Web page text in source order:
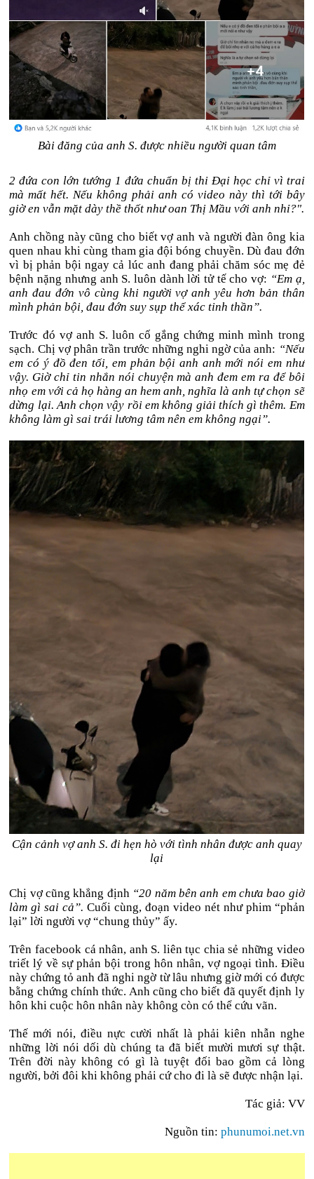
Bài đăng của anh S. được nhiều người quan tâm
2 đứa con lớn tướng 1 đứa chuẩn bị thi Đại học chỉ vì trai
mà mất hết. Nếu không phải anh có video này thì tới bây
giờ en vẫn mặt dày thề thốt như oan Thị Mầu với anh nhỉ?".
Anh chồng này cũng cho biết vợ anh và người đàn ông kia
quen nhau khi cùng tham gia đội bóng chuyền. Dù đau đớn
vì bị phản bội ngay cả lúc anh đang phải chăm sóc mẹ đẻ
bệnh nặng nhưng anh S. luôn dành lời tử tế cho vợ: “Em ạ,
anh đau đớn vô cùng khi người vợ anh yêu hơn bản thân
mình phản bội, đau đớn suy sụp thể xác tinh thần”.
Trước đó vợ anh S. luôn cố gắng chứng minh mình trong
sạch. Chị vợ phân trần trước những nghi ngờ của anh: “Nếu
em có ý đồ đen tối, em phản bội anh anh mới nói em như
vậy. Giờ chỉ tin nhắn nói chuyện mà anh đem em ra để bôi
nhọ em với cả họ hàng an hem anh, nghĩa là anh tự chọn sẽ
dừng lại. Anh chọn vậy rồi em không giải thích gì thêm. Em
không làm gì sai trái lương tâm nên em không ngại”.
Cận cảnh vợ anh S. đi hẹn hò với tình nhân được anh quay
lại
Chị vợ cũng khẳng định “20 năm bên anh em chưa bao giờ
làm gì sai cả”. Cuối cùng, đoạn video nét như phim “phản
lại” lời người vợ “chung thủy” ấy.
Trên facebook cá nhân, anh S. liên tục chia sẻ những video
triết lý về sự phản bội trong hôn nhân, vợ ngoại tình. Điều
này chứng tỏ anh đã nghi ngờ từ lâu nhưng giờ mới có được
bằng chứng chính thức. Anh cũng cho biết đã quyết định ly
hôn khi cuộc hôn nhân này không còn có thể cứu vãn.
Thế mới nói, điều nực cười nhất là phải kiên nhẫn nghe
những lời nói dối dù chúng ta đã biết mười mươi sự thật.
Trên đời này không có gì là tuyệt đối bao gồm cả lòng
người, bởi đôi khi không phải cứ cho đi là sẽ được nhận lại.
Tác giả: VV
Nguồn tin: phunumoi.net.vn